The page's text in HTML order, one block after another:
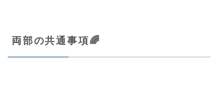
両部の共通事項🌈